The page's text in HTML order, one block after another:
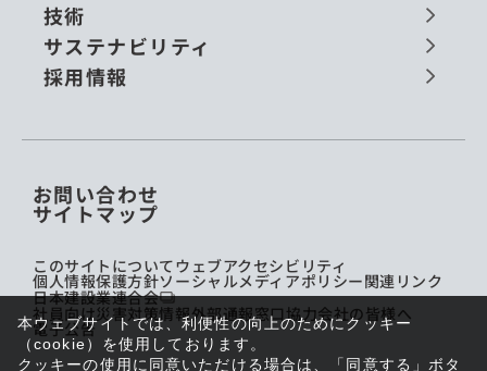
本ウェブサイトでは、利便性の向上のためにクッキー
（cookie）を使用しております。
クッキーの使用に同意いただける場合は、「同意する」ボタ
技術
サステナビリティ
採用情報
お問い合わせ
サイトマップ
このサイトについてウェブアクセシビリティ
個人情報保護方針ソーシャルメディアポリシー関連リンク
日本建設業連合会
社員向け災害対策情報外部通報窓口協力会社の皆様へ
電子公告